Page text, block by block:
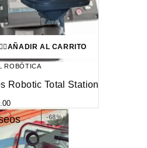
AÑADIR AL CARRITO
ROBÓTICA
Robotic Total Station
-68%